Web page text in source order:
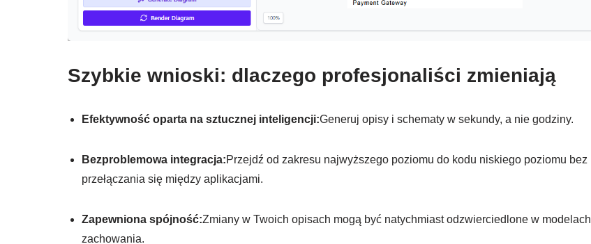
Szybkie wnioski: dlaczego profesjonaliści zmieniają
Efektywność oparta na sztucznej inteligencji:Generuj opisy i schematy w sekundy, a nie godziny.
Bezproblemowa integracja:Przejdź od zakresu najwyższego poziomu do kodu niskiego poziomu bez
przełączania się między aplikacjami.
Zapewniona spójność:Zmiany w Twoich opisach mogą być natychmiast odzwierciedlone w modelach
zachowania.